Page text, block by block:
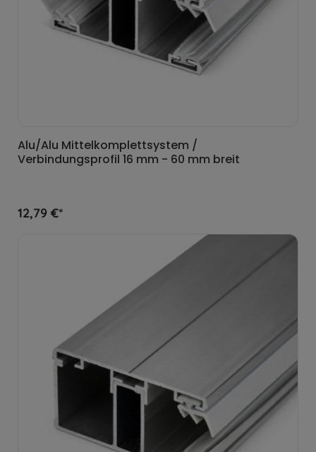
Alu/Alu Mittelkomplettsystem /
Verbindungsprofil 16 mm - 60 mm breit
12,79 €*